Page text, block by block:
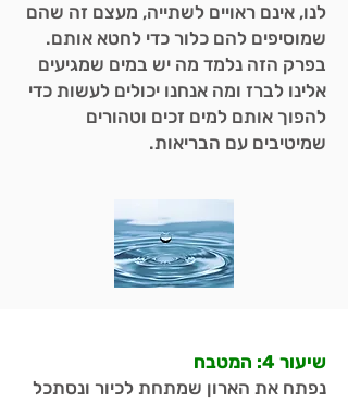
לנו, אינם ראויים לשתייה, מעצם זה שהם
שמוסיפים להם כלור כדי לחטא אותם.
בפרק הזה נלמד מה יש במים שמגיעים
אלינו לברז ומה אנחנו יכולים לעשות כדי
להפוך אותם למים זכים וטהורים
שמיטיבים עם הבריאות.
שיעור 4: המטבח
נפתח את הארון שמתחת לכיור ונסתכל